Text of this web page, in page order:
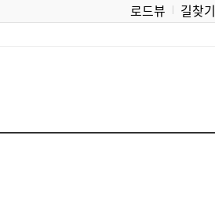
로드뷰 길찾기